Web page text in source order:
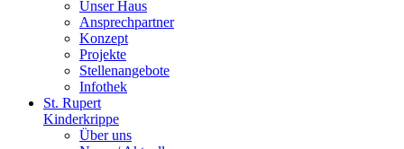
Unser Haus
Ansprechpartner
Konzept
Projekte
Stellenangebote
Infothek
St. Rupert
Kinderkrippe
Über uns